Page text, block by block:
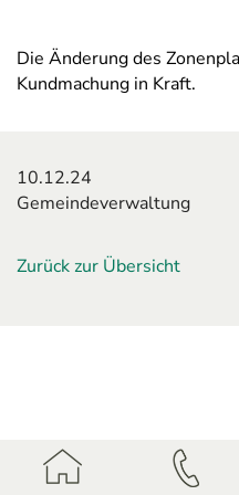
10.12.24
Gemeindeverwaltung
Zurück zur Übersicht
Die Änderung des
Kundmachung in Kraft.